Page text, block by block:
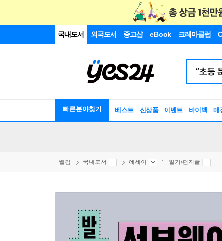
국내도서 외국도서 중고샵 eBook 크레마클럽
빠른분야찾기 베스트 신상품 이벤트 바이백 매
웰컴 국내도서 에세이 일기/편지글